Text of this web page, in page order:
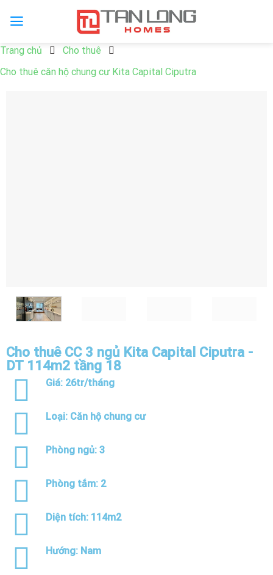
Trang chủ
Cho thuê
Cho thuê căn hộ chung cư Kita Capital Ciputra
Cho thuê CC 3 ngủ Kita Capital Ciputra -
DT 114m2 tầng 18
Giá: 26tr/tháng
Loại: Căn hộ chung cư
Phòng ngủ: 3
Phòng tắm: 2
Diện tích: 114m2
Hướng: Nam